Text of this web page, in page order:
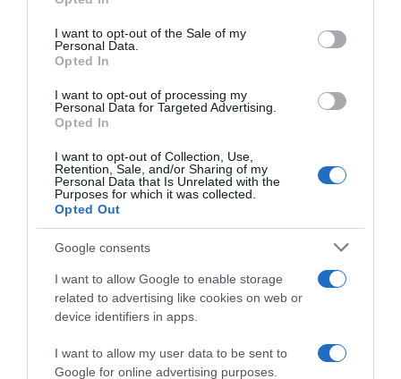
use your data for below specified purposes in below Google
consent section.
I want to opt-out of the Sale of my
Personal Data.
Opted In
I want to opt-out of processing my
Personal Data for Targeted Advertising.
Opted In
I want to opt-out of Collection, Use,
Retention, Sale, and/or Sharing of my
Personal Data that Is Unrelated with the
Purposes for which it was collected.
Opted Out
Google consents
I want to allow Google to enable storage
related to advertising like cookies on web or
device identifiers in apps.
I want to allow my user data to be sent to
Google for online advertising purposes.
ΕΛΛΑΔΑ
«Ουδέποτε αποδέχτηκε τις πράξεις του,
ούτε εξέφρασε μεταμέλεια» – Τι αναφέρει το
σκεπτικό του Αρείου Πάγου για τον
Γιωτόπουλο
«Δεν διέλαβε την απαιτούμενη ειδική και
εμπεριστατωμένη αιτιολογία»